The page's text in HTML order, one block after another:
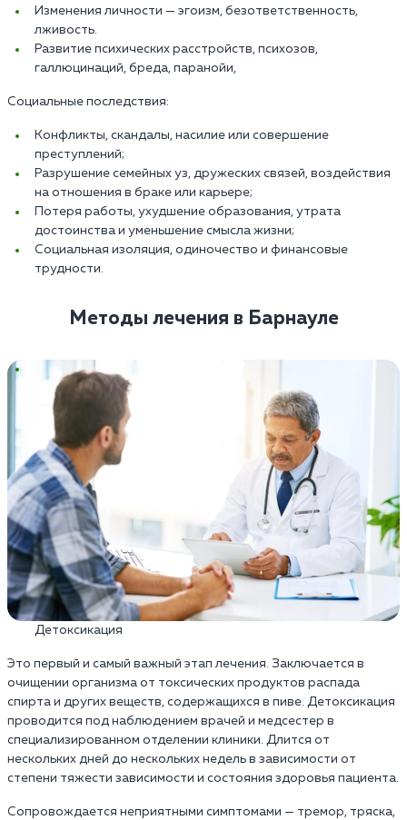
Изменения личности — эгоизм, безответственность,
лживость.
Развитие психических расстройств, психозов,
галлюцинаций, бреда, паранойи,
Социальные последствия:
Конфликты, скандалы, насилие или совершение
преступлений;
Разрушение семейных уз, дружеских связей, воздействия
на отношения в браке или карьере;
Потеря работы, ухудшение образования, утрата
достоинства и уменьшение смысла жизни;
Социальная изоляция, одиночество и финансовые
трудности.
Методы лечения в Барнауле
Детоксикация
Это первый и самый важный этап лечения. Заключается в
очищении организма от токсических продуктов распада
спирта и других веществ, содержащихся в пиве. Детоксикация
проводится под наблюдением врачей и медсестер в
специализированном отделении клиники. Длится от
нескольких дней до нескольких недель в зависимости от
степени тяжести зависимости и состояния здоровья пациента.
Сопровождается неприятными симптомами — тремор, тряска,